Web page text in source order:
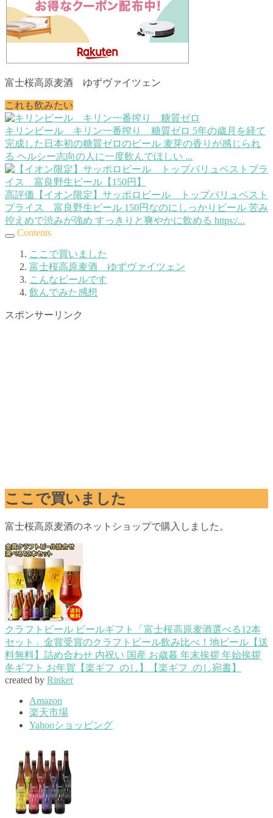
富士桜高原麦酒 ゆずヴァイツェン
これも飲みたい
キリンビール キリン一番搾り 糖質ゼロ 5年の歳月を経て
完成した日本初の糖質ゼロのビール 麦芽の香りが感じられ
る ヘルシー志向の人に一度飲んでほしい ...
高評価【イオン限定】サッポロビール トップバリュベスト
プライス 富良野生ビール 150円なのにしっかりビール 苦み
控えめで渋みが強め すっきりと爽やかに飲める https:/...
Contents
ここで買いました
富士桜高原麦酒 ゆずヴァイツェン
こんなビールです
飲んでみた感想
スポンサーリンク
ここで買いました
富士桜高原麦酒のネットショップで購入しました。
クラフトビール ビールギフト「富士桜高原麦酒選べる12本
セット」金賞受賞のクラフトビール飲み比べ！地ビール【送
料無料】詰め合わせ 内祝い 国産 お歳暮 年末挨拶 年始挨拶
冬ギフト お年賀【楽ギフ_のし】【楽ギフ_のし宛書】
created by Rinker
Amazon
楽天市場
Yahooショッピング